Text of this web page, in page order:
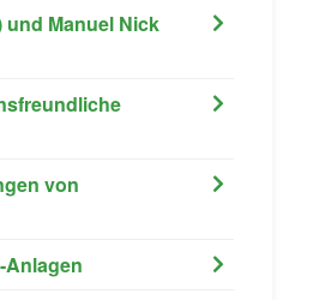
und Manuel Nick
von
Anlagen